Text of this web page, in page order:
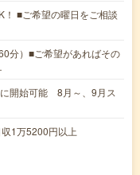
■ご希望の曜日をご相談
分）■ご希望があればその
開始可能 8月～、9月ス
1万5200円以上